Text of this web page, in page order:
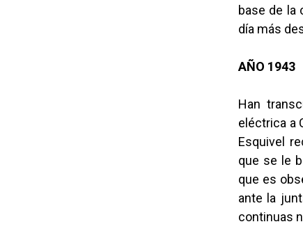
base de la
día más
AÑO 1943
Han
eléctrica a
Esquivel
que se le
que es
ante la
continuas